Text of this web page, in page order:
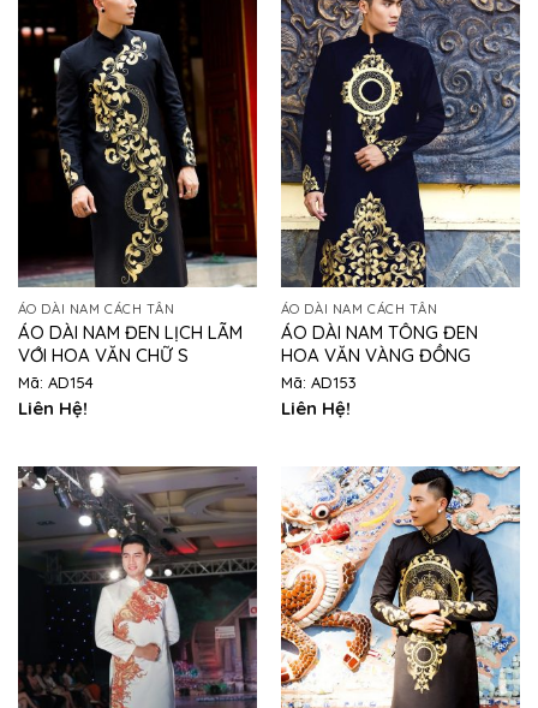
ÁO DÀI NAM CÁCH TÂN
ÁO DÀI NAM ĐEN LỊCH LÃM
VỚI HOA VĂN CHỮ S
Mã: AD154
Liên Hệ!
ÁO DÀI NAM CÁCH TÂN
ÁO DÀI NAM TÔNG ĐEN
HOA VĂN VÀNG ĐỒNG
Mã: AD153
Liên Hệ!